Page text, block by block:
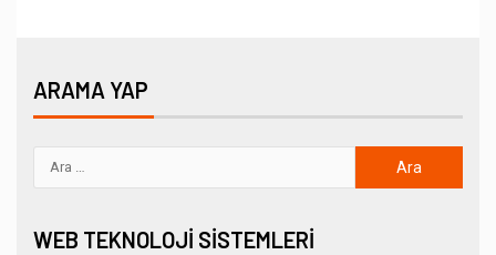
ARAMA YAP
WEB TEKNOLOJI SISTEMLERI